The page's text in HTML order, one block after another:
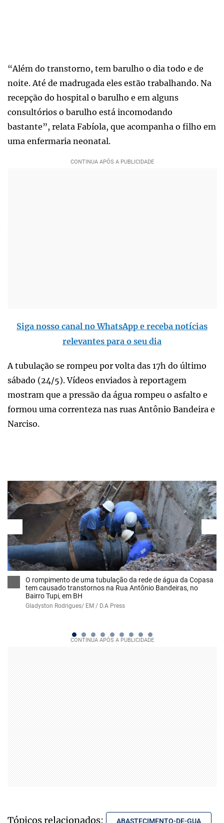
“Além do transtorno, tem barulho o dia todo e de
noite. Até de madrugada eles estão trabalhando. Na
recepção do hospital o barulho e em alguns
consultórios o barulho está incomodando
bastante”, relata Fabíola, que acompanha o filho em
uma enfermaria neonatal.
Siga nosso canal no WhatsApp e receba notícias
relevantes para o seu dia
A tubulação se rompeu por volta das 17h do último
sábado (24/5). Vídeos enviados à reportagem
mostram que a pressão da água rompeu o asfalto e
formou uma correnteza nas ruas Antônio Bandeira e
Narciso.
O rompimento de uma tubulação da rede de água da Copasa
tem causado transtornos na Rua Antônio Bandeiras, no
Bairro Tupi, em BH
Gladyston Rodrigues/ EM / D.A Press
Tópicos relacionados: ABASTECIMENTO-DE-GUA